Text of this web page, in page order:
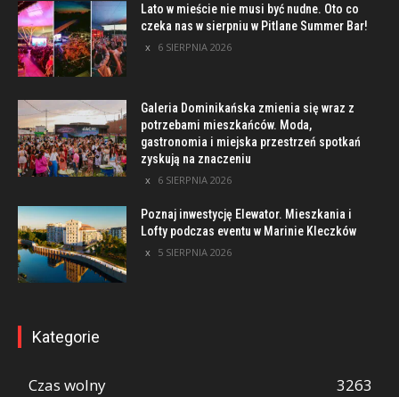
Lato w mieście nie musi być nudne. Oto co
czeka nas w sierpniu w Pitlane Summer Bar!
6 SIERPNIA 2026
Galeria Dominikańska zmienia się wraz z
potrzebami mieszkańców. Moda,
gastronomia i miejska przestrzeń spotkań
zyskują na znaczeniu
6 SIERPNIA 2026
Poznaj inwestycję Elewator. Mieszkania i
Lofty podczas eventu w Marinie Kleczków
5 SIERPNIA 2026
Kategorie
Czas wolny
3263